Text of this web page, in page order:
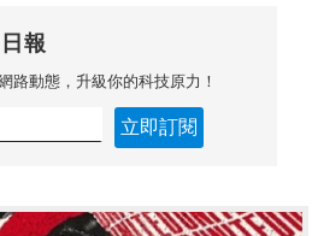
報
路動態，升級你的科技原力！
立即訂閱